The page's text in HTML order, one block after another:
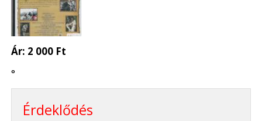
Ár: 2 000 Ft
°
Érdeklődés